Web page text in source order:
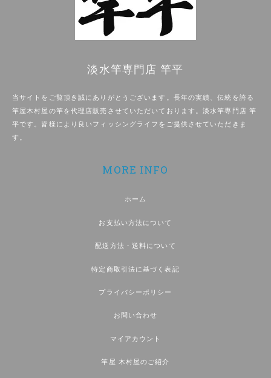
淡水竿専門店 竿平
当サイトをご覧頂き誠にありがとうございます。長年の実績、伝統を誇る
竿屋木村屋の竿を代理店販売させていただいております。淡水竿専門店 竿
平です。皆様により良いフィッシングライフをご提供させていただきま
す。
MORE INFO
ホーム
お支払い方法について
配送方法・送料について
特定商取引法に基づく表記
プライバシーポリシー
お問い合わせ
マイアカウント
竿屋 木村屋のご紹介